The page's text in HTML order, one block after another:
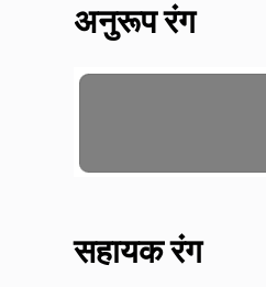
अनुरूप रंग
सहायक रंग